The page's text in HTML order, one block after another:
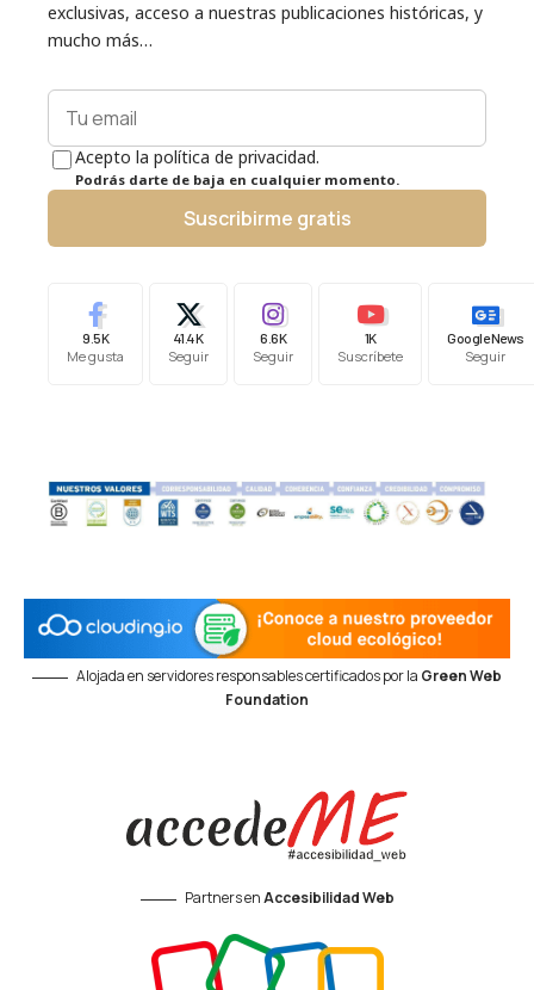
exclusivas, acceso a nuestras publicaciones históricas, y
mucho más…
Acepto la política de privacidad.
Podrás darte de baja en cualquier momento.
Suscribirme gratis
9.5K
Me gusta
41.4K
Seguir
6.6K
Seguir
1K
Suscríbete
Google News
Seguir
Alojada en servidores responsables certificados por la Green Web
Foundation
Partners enAccesibilidad Web